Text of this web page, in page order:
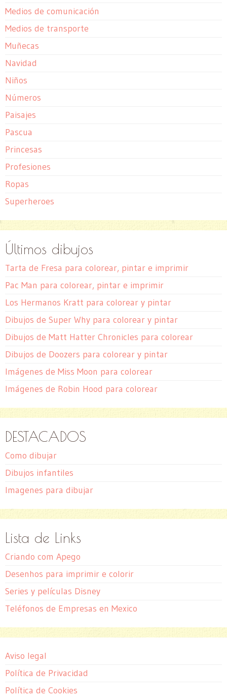
Medios de comunicación
Medios de transporte
Muñecas
Navidad
Niños
Números
Paisajes
Pascua
Princesas
Profesiones
Ropas
Superheroes
Últimos dibujos
Tarta de Fresa para colorear, pintar e imprimir
Pac Man para colorear, pintar e imprimir
Los Hermanos Kratt para colorear y pintar
Dibujos de Super Why para colorear y pintar
Dibujos de Matt Hatter Chronicles para colorear
Dibujos de Doozers para colorear y pintar
Imágenes de Miss Moon para colorear
Imágenes de Robin Hood para colorear
DESTACADOS
Como dibujar
Dibujos infantiles
Imagenes para dibujar
Lista de Links
Criando com Apego
Desenhos para imprimir e colorir
Series y películas Disney
Teléfonos de Empresas en Mexico
Aviso legal
Política de Privacidad
Política de Cookies